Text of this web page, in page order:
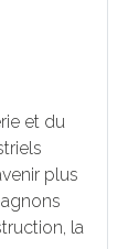
et du
plus
la